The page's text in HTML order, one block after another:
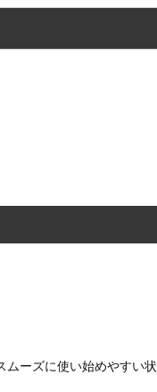
ーズに使い始めやすい